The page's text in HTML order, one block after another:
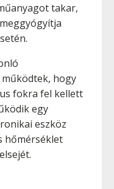
takar,
hogy
fokra fel kellett
egy
eszköz
hőmérséklet